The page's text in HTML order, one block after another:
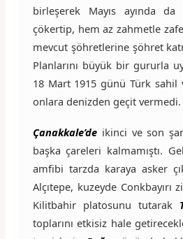
birleşerek Mayıs ayında da
çökertip, hem az zahmetle
mevcut şöhretlerine şöhret
Planlarını büyük bir gururla
18 Mart 1915 günü Türk sahil
onlara denizden geçit vermedi.
Çanakkale’de ikinci ve son
başka çareleri kalmamıştı.
amfibi tarzda karaya asker
Alçıtepe, kuzeyde Conkbayırı
Kilitbahir platosunu tutarak
toplarını etkisiz hale